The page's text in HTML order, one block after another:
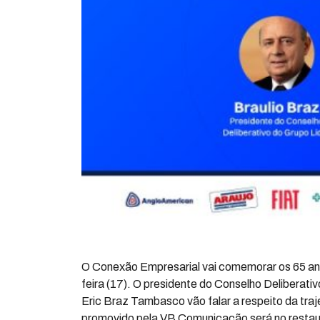
O Conexão Empresarial vai comemorar os 65
feira (17). O presidente do Conselho
Eric Braz Tambasco vão falar a respeito da